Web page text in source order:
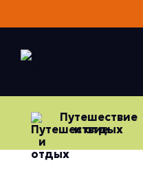
Путешествие
и отдых